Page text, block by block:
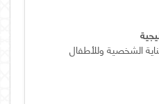
الشخصية وللأطفال